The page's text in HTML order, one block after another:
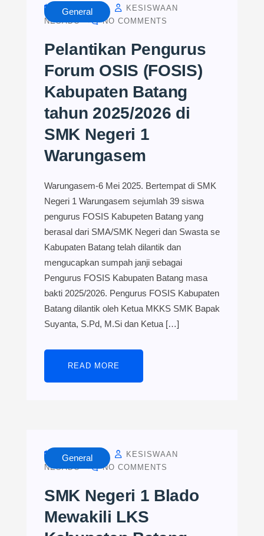
General
MAY 7, 2025
KESISWAAN
NESADO
NO COMMENTS
Pelantikan Pengurus
Forum OSIS (FOSIS)
Kabupaten Batang
tahun 2025/2026 di
SMK Negeri 1
Warungasem
Warungasem-6 Mei 2025. Bertempat di SMK
Negeri 1 Warungasem sejumlah 39 siswa
pengurus FOSIS Kabupeten Batang yang
berasal dari SMA/SMK Negeri dan Swasta se
Kabupaten Batang telah dilantik dan
mengucapkan sumpah janji sebagai
Pengurus FOSIS Kabupaten Batang masa
bakti 2025/2026. Pengurus FOSIS Kabupaten
Batang dilantik oleh Ketua MKKS SMK Bapak
Suyanta, S.Pd, M.Si dan Ketua […]
READ MORE
General
MAY 5, 2025
KESISWAAN
NESADO
NO COMMENTS
SMK Negeri 1 Blado
Mewakili LKS